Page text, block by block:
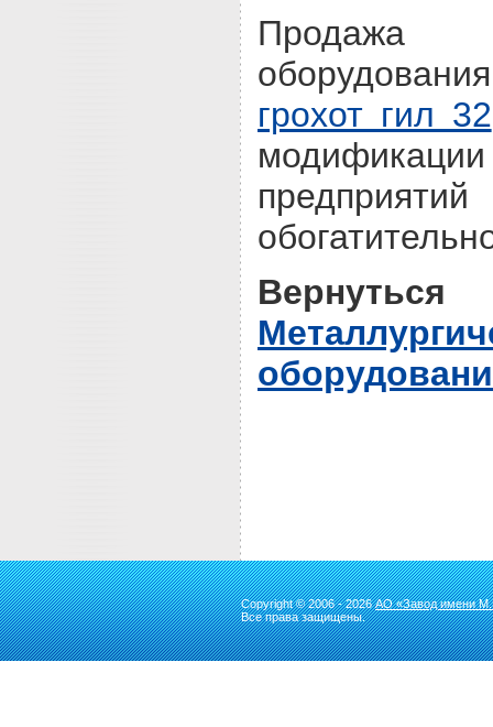
Продажа
грохот гил 32
Copyright © 2006 - 2026АО «Завод имени
Все права защищены.